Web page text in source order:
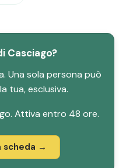
Casciago?
Una sola persona può
tua, esclusiva.
Attiva entro 48 ore.
scheda →